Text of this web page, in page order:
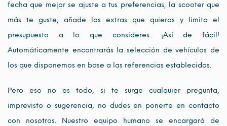
fecha que mejor se ajuste a tus preferencias, la scooter que
más te guste, añade los extras que quieras y limita el
presupuesto a lo que consideres. ¡Así de fácil!
Automáticamente encontrarás la selección de vehículos de
los que disponemos en base a las referencias establecidas.
Pero eso no es todo, si te surge cualquier pregunta,
imprevisto o sugerencia, no dudes en ponerte en contacto
con nosotros. Nuestro equipo humano se encargará de